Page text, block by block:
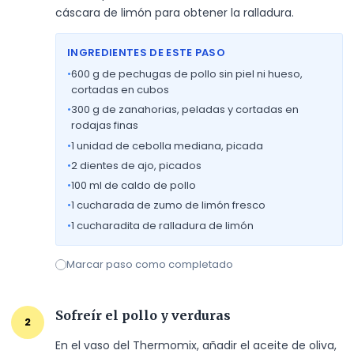
cáscara de limón para obtener la ralladura.
INGREDIENTES DE ESTE PASO
•600 g de pechugas de pollo sin piel ni hueso,
cortadas en cubos
•300 g de zanahorias, peladas y cortadas en
rodajas finas
•1 unidad de cebolla mediana, picada
•2dientes de ajo, picados
•100 ml de caldo de pollo
•1 cucharada de zumo de limón fresco
•1 cucharadita de ralladura de limón
Marcar paso como completado
2
Sofreír el pollo y verduras
En el vaso del Thermomix, añadir el aceite de oliva,